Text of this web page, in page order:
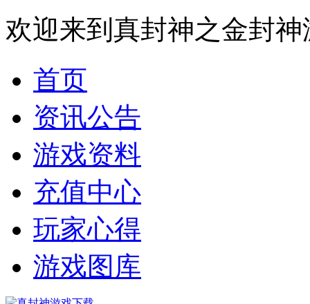
欢迎来到真封神之金封
首页
资讯公告
游戏资料
充值中心
玩家心得
游戏图库